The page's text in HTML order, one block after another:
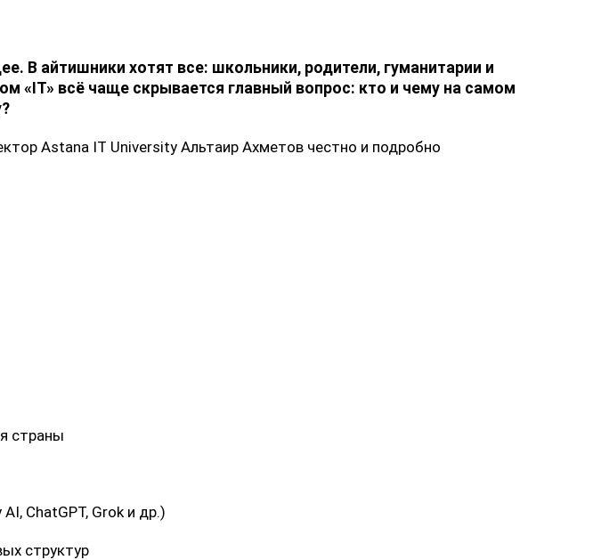
В айтишники хотят все: школьники, родители, гуманитарии и
«IT» всё чаще скрывается главный вопрос: кто и чему на самом
Astana IT University Альтаир Ахметов честно и подробно
страны
ChatGPT, Grok и др.)
структур